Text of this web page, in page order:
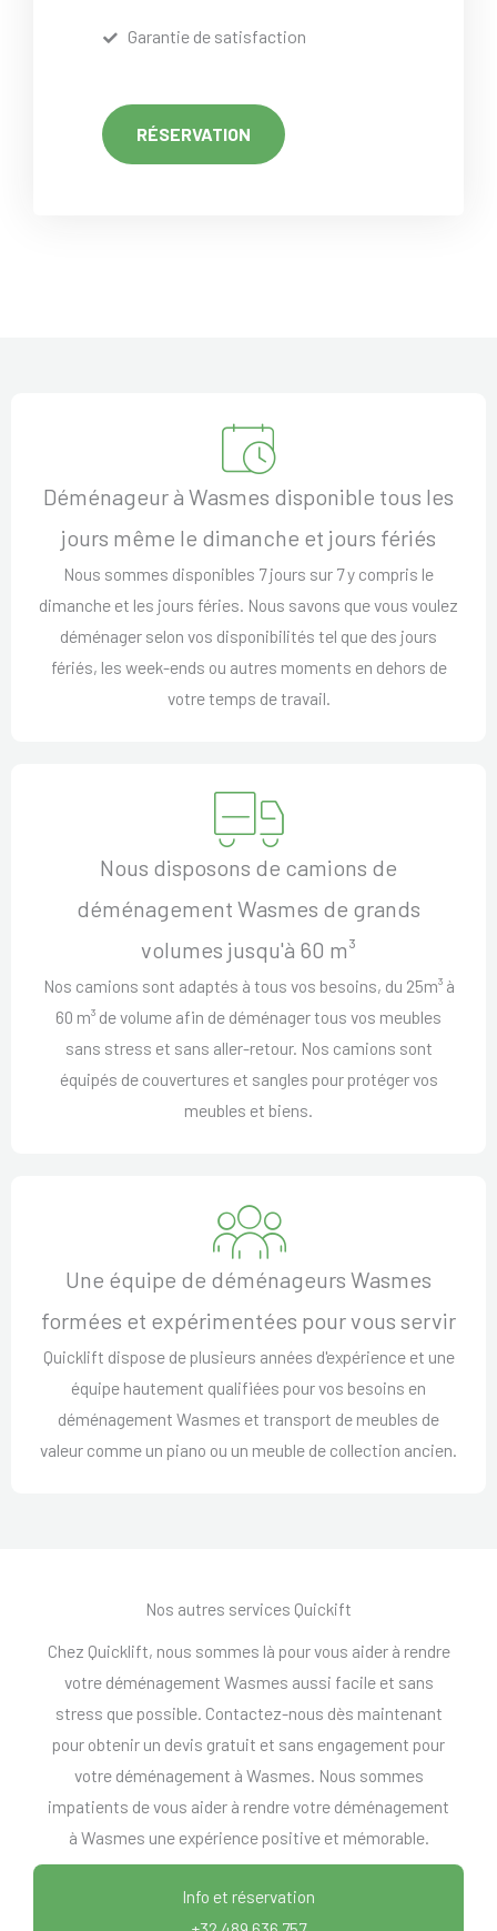
Garantie de satisfaction
RÉSERVATION
Déménageur à Wasmes disponible tous les
jours même le dimanche et jours fériés
Nous sommes disponibles 7 jours sur 7 y compris le
dimanche et les jours féries. Nous savons que vous voulez
déménager selon vos disponibilités tel que des jours
fériés, les week-ends ou autres moments en dehors de
votre temps de travail.
Nous disposons de camions de
déménagement Wasmes de grands
volumes jusqu'à 60 m³
Nos camions sont adaptés à tous vos besoins, du 25m³ à
60 m³ de volume afin de déménager tous vos meubles
sans stress et sans aller-retour. Nos camions sont
équipés de couvertures et sangles pour protéger vos
meubles et biens.
Une équipe de déménageurs Wasmes
formées et expérimentées pour vous servir
Quicklift dispose de plusieurs années d'expérience et une
équipe hautement qualifiées pour vos besoins en
déménagement Wasmes et transport de meubles de
valeur comme un piano ou un meuble de collection ancien.
Nos autres services Quickift
Chez Quicklift, nous sommes là pour vous aider à rendre
votre déménagement Wasmes aussi facile et sans
stress que possible. Contactez-nous dès maintenant
pour obtenir un devis gratuit et sans engagement pour
votre déménagement à Wasmes. Nous sommes
impatients de vous aider à rendre votre déménagement
à Wasmes une expérience positive et mémorable.
Info et réservation